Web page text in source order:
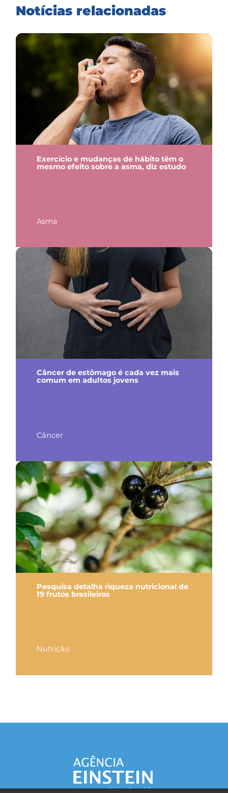
Notícias relacionadas
Exercício e mudanças de hábito têm o
mesmo efeito sobre a asma, diz estudo
Asma
Câncer de estômago é cada vez mais
comum em adultos jovens
Câncer
Pesquisa detalha riqueza nutricional de
19 frutos brasileiros
Nutrição